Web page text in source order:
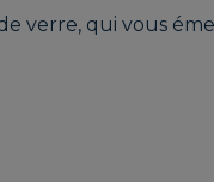
AUX FAUTEUILS
verre, qui vous